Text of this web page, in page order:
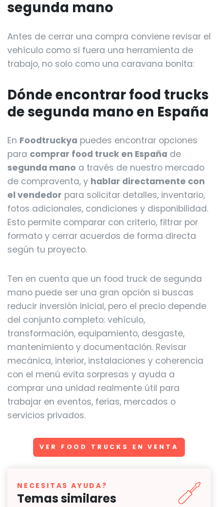
segunda mano
Antes de cerrar una compra conviene revisar el
vehículo como si fuera una herramienta de
trabajo, no solo como una caravana bonita:
Dónde encontrar food trucks
de segunda mano en España
En Foodtruckya puedes encontrar opciones
para comprar food truck en España de
segunda mano a través de nuestro mercado
de compraventa, y hablar directamente con
el vendedor para solicitar detalles, inventario,
fotos adicionales, condiciones y disponibilidad.
Esto permite comparar con criterio, filtrar por
formato y cerrar acuerdos de forma directa
según tu proyecto.
Ten en cuenta que un food truck de segunda
mano puede ser una gran opción si buscas
reducir inversión inicial, pero el precio depende
del conjunto completo: vehículo,
transformación, equipamiento, desgaste,
mantenimiento y documentación. Revisar
mecánica, interior, instalaciones y coherencia
con el menú evita sorpresas y ayuda a
comprar una unidad realmente útil para
trabajar en eventos, ferias, mercados o
servicios privados.
VER FOOD TRUCKS EN VENTA
NECESITAS AYUDA?
Temas similares